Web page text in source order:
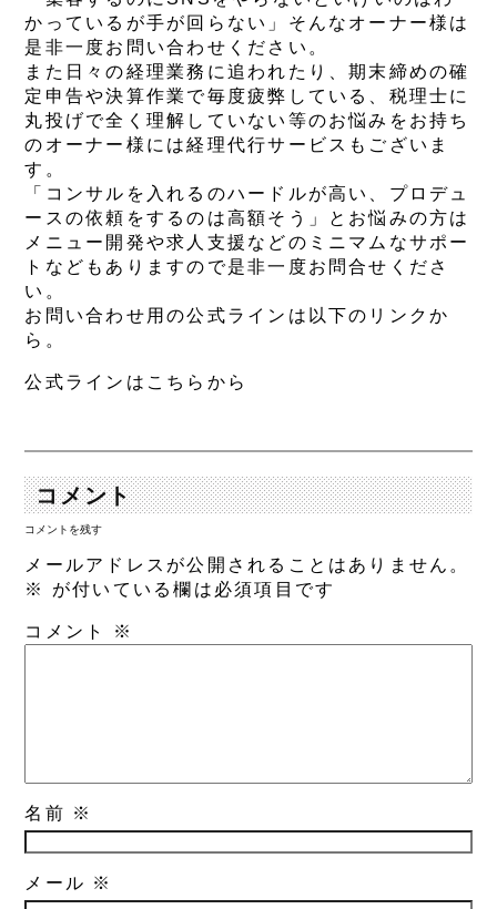
かっているが手が回らない」そんなオーナー様は
是非一度お問い合わせください。
また日々の経理業務に追われたり、期末締めの確
定申告や決算作業で毎度疲弊している、税理士に
丸投げで全く理解していない等のお悩みをお持ち
のオーナー様には経理代行サービスもございま
す。
「コンサルを入れるのハードルが高い、プロデュ
ースの依頼をするのは高額そう」とお悩みの方は
メニュー開発や求人支援などのミニマムなサポー
トなどもありますので是非一度お問合せくださ
い。
お問い合わせ用の公式ラインは以下のリンクか
ら。
公式ラインはこちらから
コメント
コメントを残す
メールアドレスが公開されることはありません。
※
が付いている欄は必須項目です
コメント ※
名前 ※
メール ※